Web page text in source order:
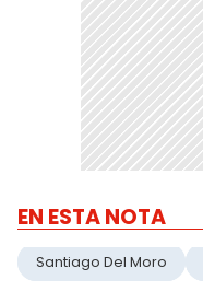
EN ESTA NOTA
Santiago Del Moro